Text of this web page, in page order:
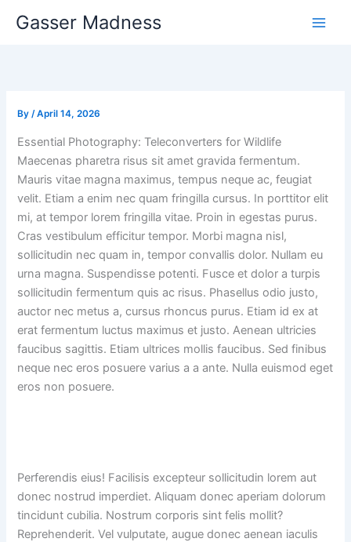
Gasser Madness
By/April 14, 2026
Essential Photography: Teleconverters for Wildlife
Maecenas pharetra risus sit amet gravida fermentum.
Mauris vitae magna maximus, tempus neque ac, feugiat
velit. Etiam a enim nec quam fringilla cursus. In porttitor elit
mi, at tempor lorem fringilla vitae. Proin in egestas purus.
Cras vestibulum efficitur tempor. Morbi magna nisl,
sollicitudin nec quam in, tempor convallis dolor. Nullam eu
urna magna. Suspendisse potenti. Fusce et dolor a turpis
sollicitudin fermentum quis ac risus. Phasellus odio justo,
auctor nec metus a, cursus rhoncus purus. Etiam id ex at
erat fermentum luctus maximus et justo. Aenean ultricies
faucibus sagittis. Etiam ultrices mollis faucibus. Sed finibus
neque nec eros posuere varius a a ante. Nulla euismod eget
eros non posuere.
Perferendis eius! Facilisis excepteur sollicitudin lorem aut
donec nostrud imperdiet. Aliquam donec aperiam dolorum
tincidunt cubilia. Nostrum corporis sint felis mollit?
Reprehenderit. Vel vulputate, augue donec aenean iaculis